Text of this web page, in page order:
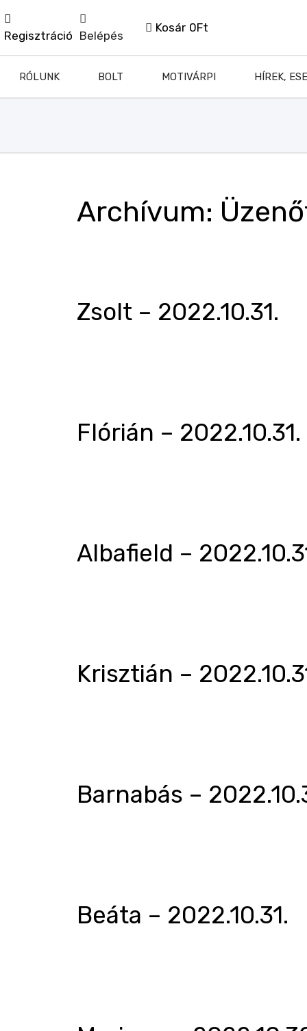
Regisztráció Belépés
Kosár 0Ft
RÓLUNK BOLT MOTIVÁRPI HÍREK,
Archívum:
Zsolt – 2022.10.31.
Flórián – 2022.10.31.
Albafield –
Krisztián –
Barnabás –
Beáta – 2022.10.31.